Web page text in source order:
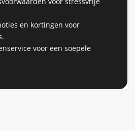
en kortingen voor
voor een soepele